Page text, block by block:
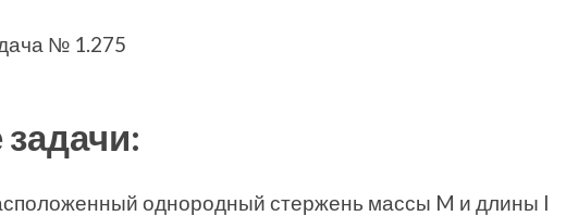
№ 1.275
однородный стержень массы M и длины l